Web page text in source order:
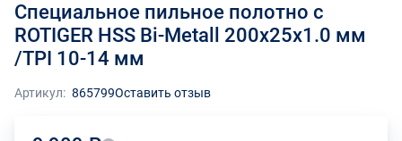
Специальное пильное полотно с
ROTIGER HSS Bi-Metall 200x25x1.0 мм
/TPI 10-14 мм
Артикул: 865799Оставить отзыв